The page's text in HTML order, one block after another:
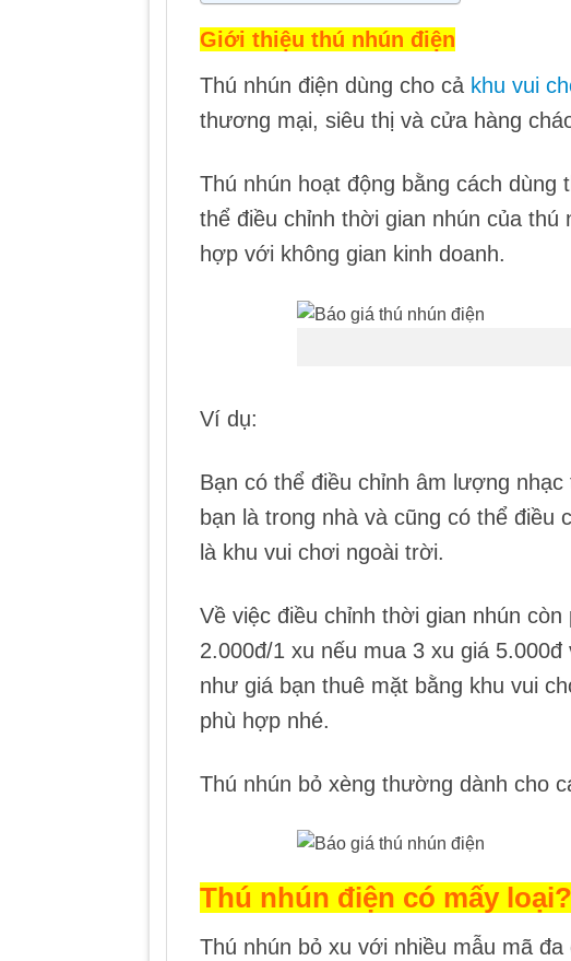
Giới thiệu thú nhún điện
Thú nhún điện dùng cho cả khu vui
thương mại, siêu thị và cửa hàng
Thú nhún hoạt động bằng cách
thể điều chỉnh thời gian nhún của
hợp với không gian kinh doanh.
Ví dụ:
Bạn có thể điều chỉnh âm lượng
bạn là trong nhà và cũng có thể điều
là khu vui chơi ngoài trời.
Về việc điều chỉnh thời gian nhún
2.000đ/1 xu nếu mua 3 xu giá
như giá bạn thuê mặt bằng khu vui
phù hợp nhé.
Thú nhún bỏ xèng thường dành cho
Thú nhún điện có mấy loại?
Thú nhún bỏ xu với nhiều mẫu mã